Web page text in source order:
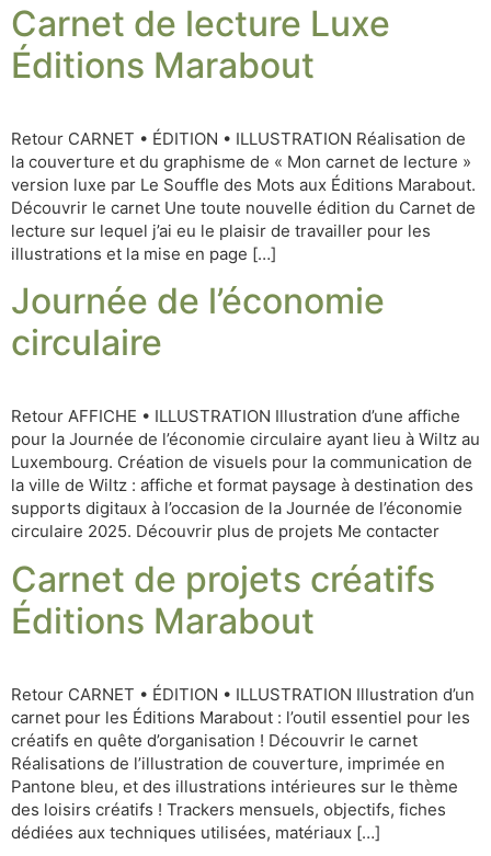
Carnet de lecture Luxe
Éditions Marabout
Retour CARNET • ÉDITION • ILLUSTRATION Réalisation de
la couverture et du graphisme de « Mon carnet de lecture »
version luxe par Le Souffle des Mots aux Éditions Marabout.
Découvrir le carnet Une toute nouvelle édition du Carnet de
lecture sur lequel j’ai eu le plaisir de travailler pour les
illustrations et la mise en page […]
Journée de l’économie
circulaire
Retour AFFICHE • ILLUSTRATION Illustration d’une affiche
pour la Journée de l’économie circulaire ayant lieu à Wiltz au
Luxembourg. Création de visuels pour la communication de
la ville de Wiltz : affiche et format paysage à destination des
supports digitaux à l’occasion de la Journée de l’économie
circulaire 2025. Découvrir plus de projets Me contacter
Carnet de projets créatifs
Éditions Marabout
Retour CARNET • ÉDITION • ILLUSTRATION Illustration d’un
carnet pour les Éditions Marabout : l’outil essentiel pour les
créatifs en quête d’organisation ! Découvrir le carnet
Réalisations de l’illustration de couverture, imprimée en
Pantone bleu, et des illustrations intérieures sur le thème
des loisirs créatifs ! Trackers mensuels, objectifs, fiches
dédiées aux techniques utilisées, matériaux […]